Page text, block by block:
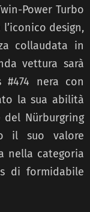
Power Turbo
design,
collaudata in
vettura sarà
#474 nera con
la sua abilità
Nürburgring
il suo valore
nella categoria
di formidabile